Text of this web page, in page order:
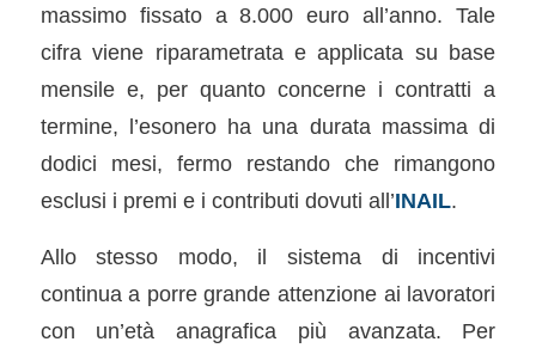
massimo fissato a 8.000 euro all’anno. Tale
cifra viene riparametrata e applicata su base
mensile e, per quanto concerne i contratti a
termine, l’esonero ha una durata massima di
dodici mesi, fermo restando che rimangono
esclusi i premi e i contributi dovuti all’INAIL.
Allo stesso modo, il sistema di incentivi
continua a porre grande attenzione ai lavoratori
con un’età anagrafica più avanzata. Per